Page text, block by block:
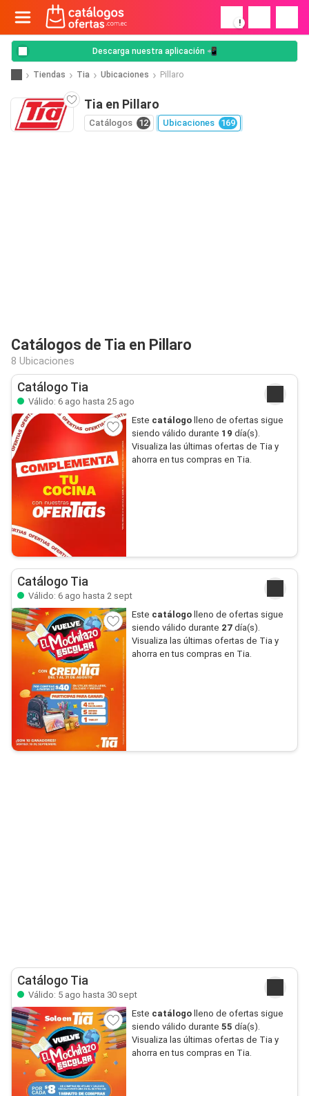
!
Descarga nuestra aplicación 📲
Tiendas Tia Ubicaciones Pillaro
Tia en Pillaro
Catálogos 12 Ubicaciones 169
Catálogos de Tia en Pillaro
8 Ubicaciones
Catálogo Tia
Válido: 6 ago hasta 25 ago
Este catálogo lleno de ofertas sigue
siendo válido durante 19 día(s).
Visualiza las últimas ofertas de Tia y
ahorra en tus compras en Tia.
Catálogo Tia
Válido: 6 ago hasta 2 sept
Este catálogo lleno de ofertas sigue
siendo válido durante 27día(s).
Visualiza las últimas ofertas de Tia y
ahorra en tus compras en Tia.
Catálogo Tia
Válido: 5 ago hasta 30 sept
Este catálogo lleno de ofertas sigue
siendo válido durante 55 día(s).
Visualiza las últimas ofertas de Tia y
ahorra en tus compras en Tia.